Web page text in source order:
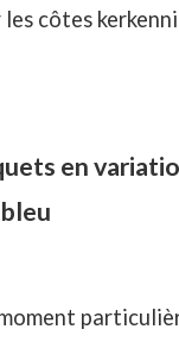
les côtes
en